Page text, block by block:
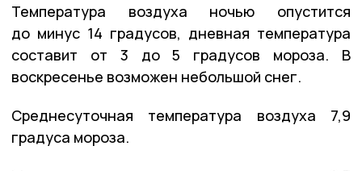
Температура воздуха ночью опустится
до минус 14 градусов, дневная температура
составит от 3 до 5 градусов мороза. В
воскресенье возможен небольшой снег.
Среднесуточная температура воздуха 7,9
градуса мороза.